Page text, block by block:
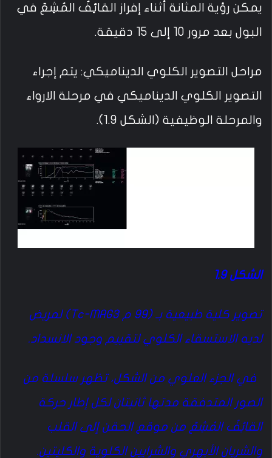
يمكن رؤية المثانة أثناء إفراز القائِفٌ المُشِعّ في
البول بعد مرور 10 إلى 15 دقيقة.
مراحل التصوير الكلوي الديناميكي: يتم إجراء
التصوير الكلوي الديناميكي في مرحلة الارواء
والمرحلة الوظيفية (الشكل 1.9).
الشكل 1.9
تصوير كلية طبيعية بـ (99 م Tc-MAG3) لمريض
لديه الاستسقاء الكلوي لتقييم وجود الانسداد.
في الجزء العلوي من الشكل، تظهر سلسلة من
الصور المتدفقة مدتها ثانيتان لكل إطار حركة
القائِفٌ المُشِعّ من موقع الحقن إلى القلب
والشريان الأبهري والشرايين الكلوية والكليتين.